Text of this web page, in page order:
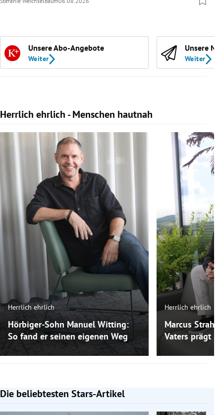
Unsere Abo-Angebote
Weiter
Unsere
Weiter
Herrlich ehrlich - Menschen hautnah
Slide 1 von 10
Herrlich ehrlich
Hörbiger-Sohn Manuel Witting:
So fand er seinen eigenen Weg
Herrlich ehrlich
Marcus
Vaters prägt
Die beliebtesten Stars-Artikel
Slide 1 von 7